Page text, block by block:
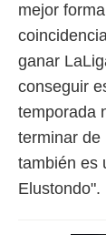
1199
mejor
ganar
conseguir
temporada
terminar de
también es
Elustondo".